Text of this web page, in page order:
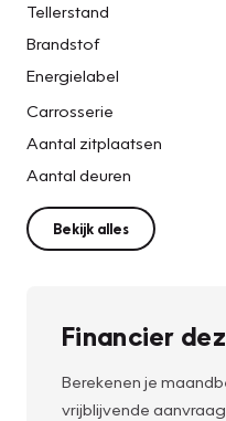
Tellerstand
Brandstof
Energielabel
Carrosserie
Aantal zitplaatsen
Aantal deuren
Bekijk alles
Financier
Berekenen je
vrijblijvende aanvraag.